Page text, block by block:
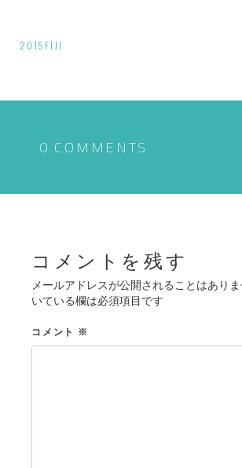
投
ナ
シ
2015FIJI
0 COMMENTS
コメントを残す
メールアドレスが公開されることはありま
いている欄は必須項目です
コメント ※